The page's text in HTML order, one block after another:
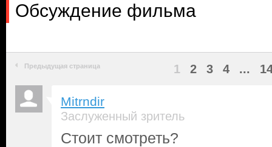
Обсуждение фильма
Предыдущая страница 1 2 3 4 ...
Mitrndir
Заслуженный зритель
Стоит смотреть?